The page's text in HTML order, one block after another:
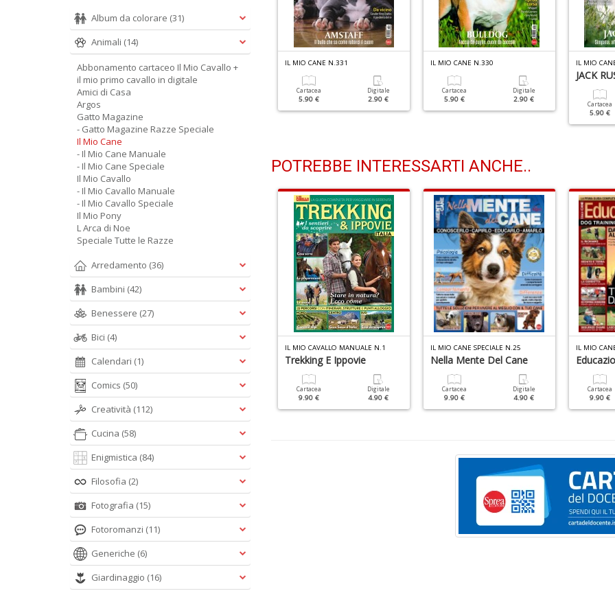
Shepherd
Digitale
3.90 €
IL MIO CANE N.316
Amstaff
IL MIO CANE N.331
Cartacea
5.90 €
Digitale
2.90 €
IL MIO CANE N.330
Cartacea
5.90 €
Digitale
2.90 €
IL MIO
JACK
Cartacea
5.90 €
POTREBBE INTERESSARTI ANCHE..
CANE SPECIALE N.27
Dalla A Alla Z
Digitale
4.90 €
IL MIO CAVALLO SPECIALE N.1
Il Mio Primo Cavallo
9.90 €
Digitale
4.90 €
IL MIO CAVALLO MANUALE N.1
Trekking E Ippovie
Cartacea
9.90 €
Digitale
4.90 €
IL MIO CANE SPECIALE N.25
Nella Mente Del Cane
Cartacea
9.90 €
Digitale
4.90 €
IL MIO
Cartacea
9.90 €
Album da colorare (31)
Animali (14)
Abbonamento cartaceo Il Mio Cavallo +
il mio primo cavallo in digitale
Amici di Casa
Argos
Gatto Magazine
- Gatto Magazine Razze Speciale
Il Mio Cane
- Il Mio Cane Manuale
- Il Mio Cane Speciale
Il Mio Cavallo
- Il Mio Cavallo Manuale
- Il Mio Cavallo Speciale
Il Mio Pony
L Arca di Noe
Speciale Tutte le Razze
Arredamento (36)
Bambini (42)
Benessere (27)
Bici (4)
Calendari (1)
Comics (50)
Creatività (112)
Cucina (58)
Enigmistica (84)
Filosofia (2)
Fotografia (15)
Fotoromanzi (11)
Generiche (6)
Giardinaggio (16)